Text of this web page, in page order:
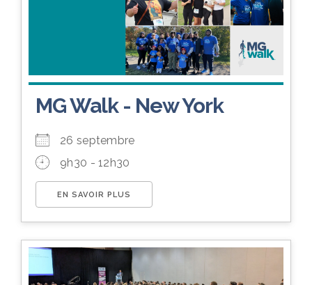
MG Walk - New York
26 septembre
9h30 - 12h30
EN SAVOIR PLUS